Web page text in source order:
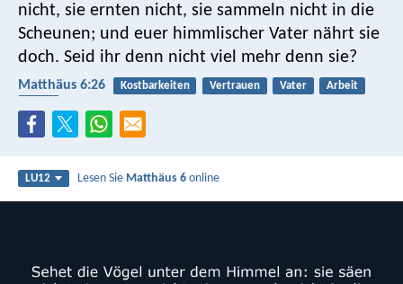
nicht, sie ernten nicht, sie sammeln nicht in die
Scheunen; und euer himmlischer Vater nährt sie
doch. Seid ihr denn nicht viel mehr denn sie?
Matthäus 6:26 Kostbarkeiten Vertrauen Vater
Arbeit
LU12 Lesen Sie Matthäus 6 online